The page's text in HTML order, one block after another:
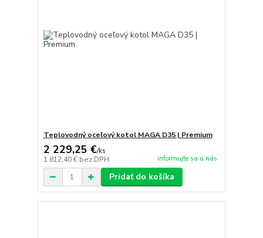
Teplovodný oceľový kotol MAGA D35 | Premium
2 229,25 €/ks
1 812,40 € bez DPH informujte sa u nás
Pridať do košíka